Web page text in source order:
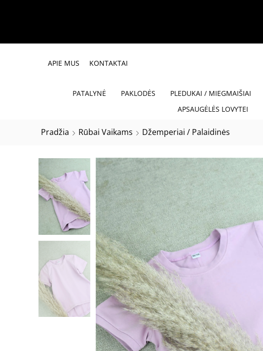
APIE MUS KONTAKTAI
PATALYNĖ PAKLODĖS PLEDUKAI / MIEGMAIŠIAI
APSAUGĖLĖS LOVYTEI
Pradžia Rūbai Vaikams Džemperiai / Palaidinės